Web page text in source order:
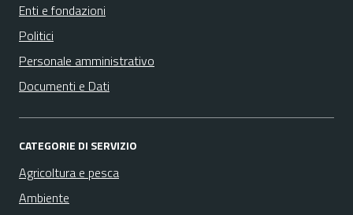
Enti e fondazioni
Politici
Personale amministrativo
Documenti e Dati
CATEGORIE DI SERVIZIO
Agricoltura e pesca
Ambiente